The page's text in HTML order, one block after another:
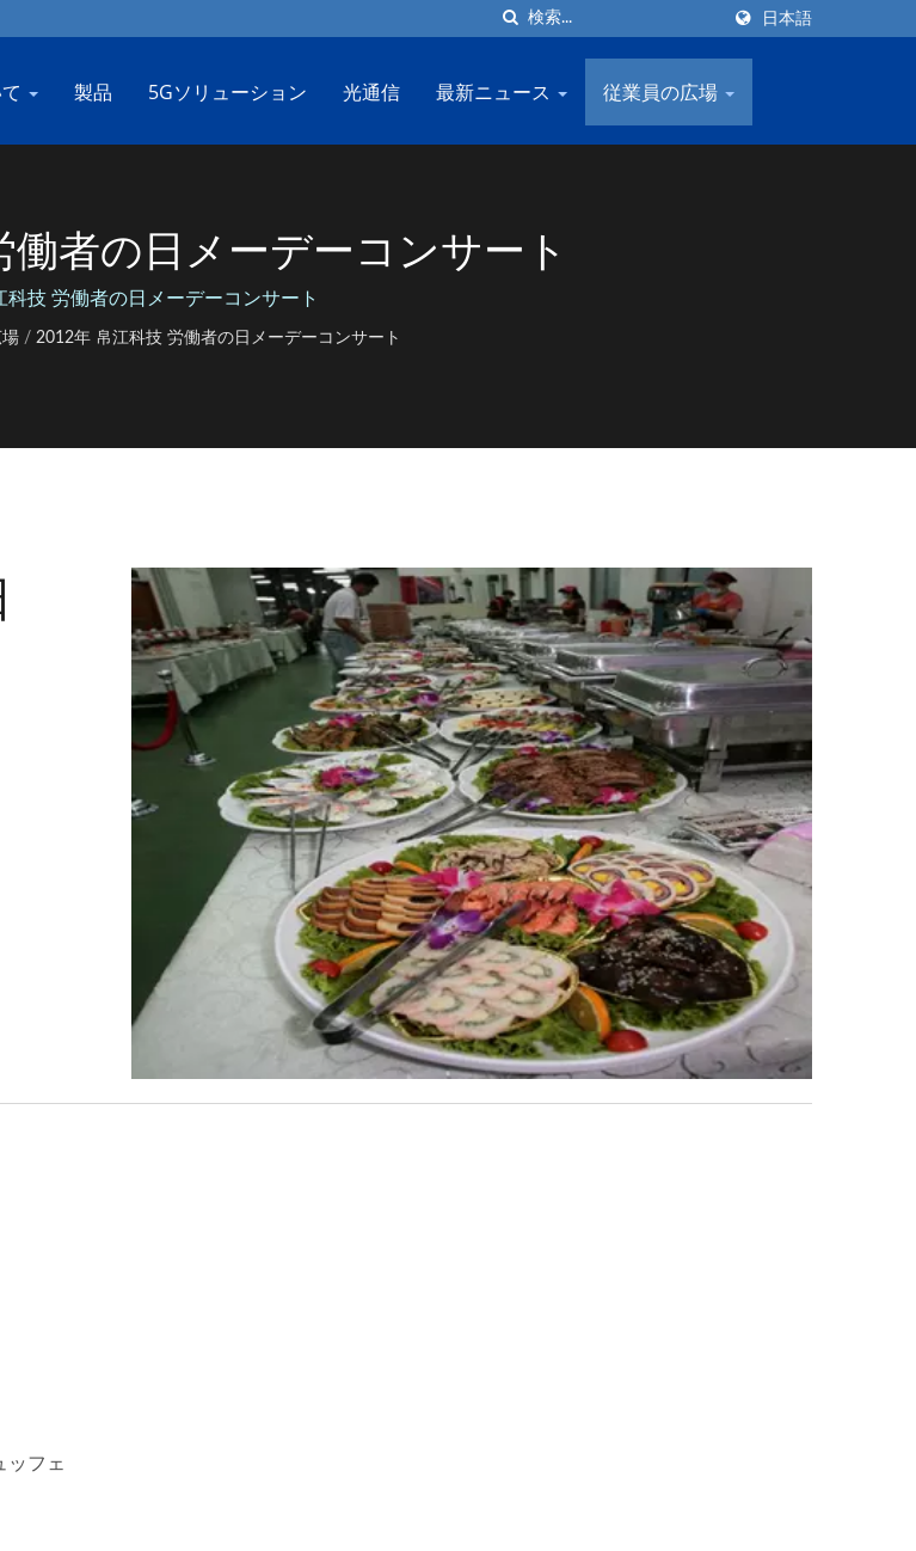
日本語
製品 5Gソリューション 光通信 最新ニュース 従業員の広場
働者の日メーデーコンサート
科技 労働者の日メーデーコンサート
/ 2012年 帛江科技 労働者の日メーデーコンサート
ッフェ